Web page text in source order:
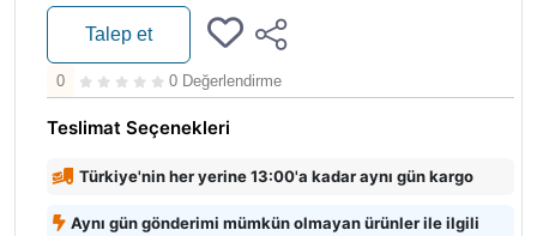
Talep et
0 0 Değerlendirme
Teslimat Seçenekleri
Türkiye'nin her yerine 13:00'a kadar aynı gün kargo
Aynı gün gönderimi mümkün olmayan ürünler ile ilgili